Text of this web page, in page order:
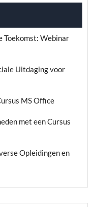
Toekomst: Webinar
Uitdaging voor
MS Office
met een Cursus
Opleidingen en